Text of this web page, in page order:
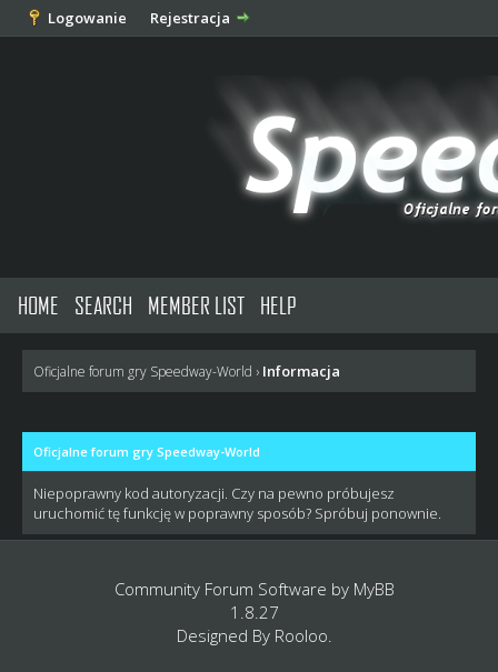
Logowanie Rejestracja
HOME SEARCH MEMBER LIST HELP
Oficjalne forum gry Speedway-World › Informacja
Oficjalne forum gry Speedway-World
Niepoprawny kod autoryzacji. Czy na pewno próbujesz
uruchomić tę funkcję w poprawny sposób? Spróbuj ponownie.
Community Forum Software by MyBB
1.8.27
Designed By Rooloo.